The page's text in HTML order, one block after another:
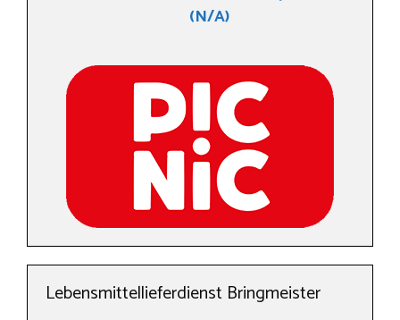
(N/A)
Lebensmittellieferdienst Bringmeister